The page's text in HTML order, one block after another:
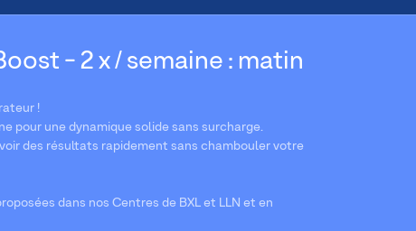
- 2 x / semaine : matin
!
pour une dynamique solide sans surcharge.
des résultats rapidement sans chambouler votre
dans nos Centres de BXL et LLN et en